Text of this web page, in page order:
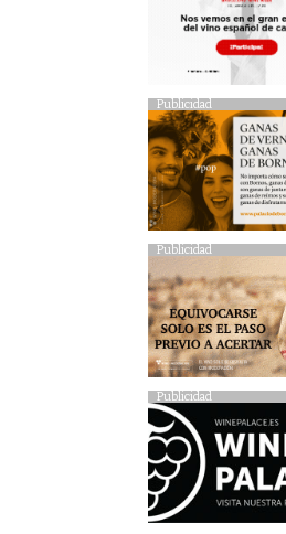
Publicidad
Publicidad
Publicidad